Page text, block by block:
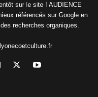
sur le site ! AUDIENCE
référencés sur Google en
recherches organiques.